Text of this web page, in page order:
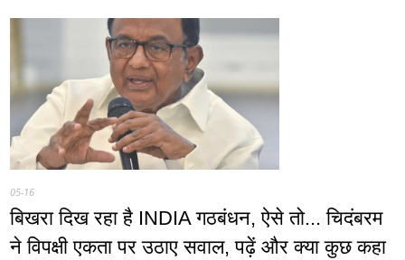
05-16
बिखरा दिख रहा है INDIA गठबंधन, ऐसे तो... चिदंबरम
ने विपक्षी एकता पर उठाए सवाल, पढ़ें और क्या कुछ कहा